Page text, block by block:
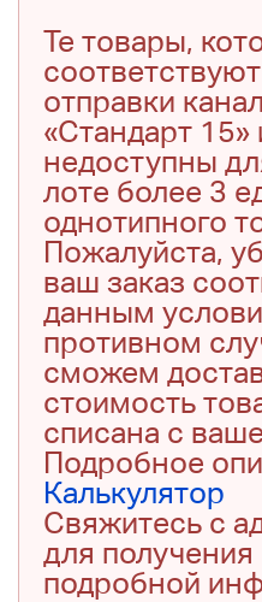
Те товары,
отправки
«Стандарт 15»
недоступны
лоте более 3
однотипного
Пожалуйста,
ваш заказ
данным
противном
сможем
стоимость
списана с
Подробное
Калькулятор
Свяжитесь с
для получения
подробной